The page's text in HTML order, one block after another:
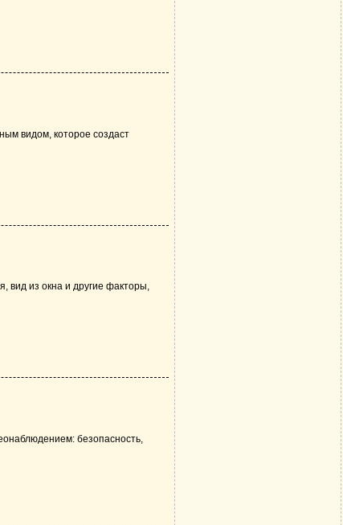
видом, которое создаст
вид из окна и другие факторы,
безопасность,